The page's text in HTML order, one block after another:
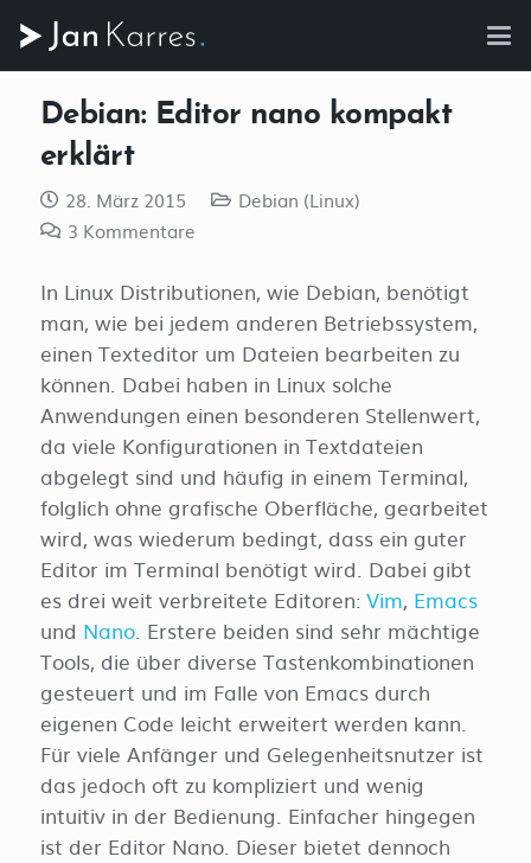
Debian: Editor nano kompakt
erklärt
28. März 2015
Debian (Linux)
3 Kommentare
In Linux Distributionen, wie Debian, benötigt
man, wie bei jedem anderen Betriebssystem,
einen Texteditor um Dateien bearbeiten zu
können. Dabei haben in Linux solche
Anwendungen einen besonderen Stellenwert,
da viele Konfigurationen in Textdateien
abgelegt sind und häufig in einem Terminal,
folglich ohne grafische Oberfläche, gearbeitet
wird, was wiederum bedingt, dass ein guter
Editor im Terminal benötigt wird. Dabei gibt
es drei weit verbreitete Editoren: Vim, Emacs
und Nano. Erstere beiden sind sehr mächtige
Tools, die über diverse Tastenkombinationen
gesteuert und im Falle von Emacs durch
eigenen Code leicht erweitert werden kann.
Für viele Anfänger und Gelegenheitsnutzer ist
das jedoch oft zu kompliziert und wenig
intuitiv in der Bedienung. Einfacher hingegen
ist der Editor Nano. Dieser bietet dennoch